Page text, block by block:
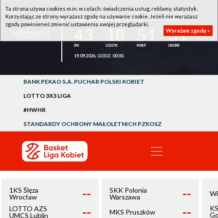
1KS ŚLĘZA WROCŁAW - LOTTO AZS UMCS LUBLIN
01
19.09.2026, GODZ. 00:00,
BANK PEKAO S.A. PUCHAR POLSKI KOBIET
LOTTO 3X3 LIGA
#HWHR
STANDARDY OCHRONY MAŁOLETNICH PZKOSZ
1KS Ślęza
Wrocław
--
LOTTO AZS
UMCS Lublin
--
SKK Polonia
Warszawa
--
MKS Pruszków --
Ta strona używa cookies m.in. w celach: świadczenia usług, reklamy, statystyk.
Korzystając ze strony wyrażasz zgodę na używanie cookie. Jeżeli nie wyrażasz
zgody powinieneś zmienić ustawienia swojej przeglądarki.
Wyrażam zgodę »